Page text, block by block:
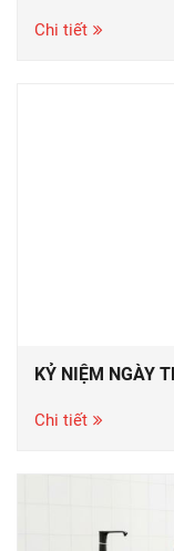
Chi tiết
KỶ NIỆM NGÀY
Chi tiết